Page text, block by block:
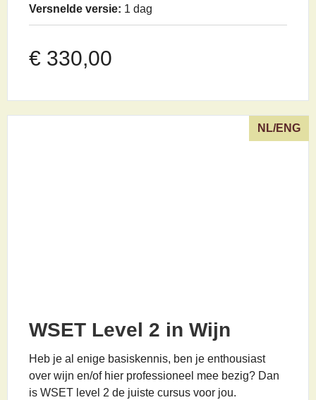
Versnelde versie: 1 dag
€ 330,00
NL/ENG
WSET Level 2 in Wijn
Heb je al enige basiskennis, ben je enthousiast
over wijn en/of hier professioneel mee bezig? Dan
is WSET level 2 de juiste cursus voor jou.